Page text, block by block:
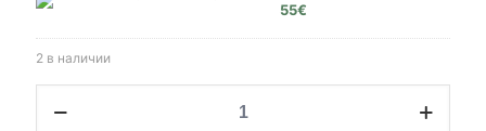
55€
2 в наличии
товара